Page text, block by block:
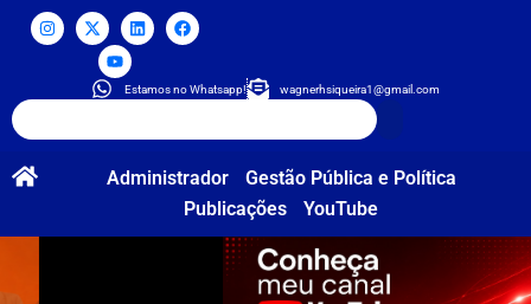
Estamos no Whatsapp! wagnerhsiqueira1@gmail.com
Administrador
Gestão Pública e Política
Publicações
YouTube